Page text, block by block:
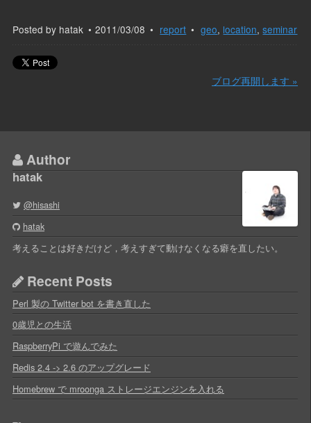
Posted by hatak 2011/03/08 report geo, location,seminar
ブログ再開します »
Author
hatak
@hisashi
hatak
考えることは好きだけど，考えすぎて動けなくなる癖を直したい。
Recent Posts
Perl 製の Twitter bot を書き直した
0歳児との生活
RaspberryPi で遊んでみた
Redis 2.4 -> 2.6 のアップグレード
Homebrew で mroonga ストレージエンジンを入れる